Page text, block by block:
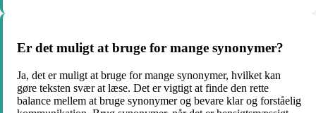
Er det muligt at bruge for mange synonymer?
Ja, det er muligt at bruge for mange synonymer, hvilket kan
gøre teksten svær at læse. Det er vigtigt at finde den rette
balance mellem at bruge synonymer og bevare klar og forståelig